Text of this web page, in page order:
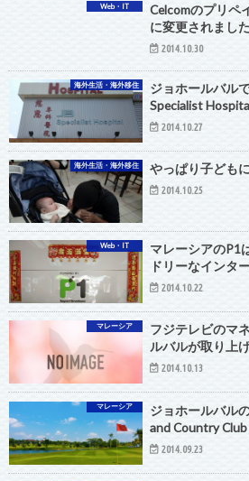
Web・IT
Celcomのプリペ
に変更されました
2014.10.30
海外生活・海外移住
ジョホールバル
Specialist
2014.10.27
海外生活・海外移住 やっぱり子ども
2014.10.25
Web・IT
マレーシアのP1
ドリーなインタ
2014.10.22
マレーシア
フジテレビのマ
ルバルが取り上
2014.10.13
マレーシア
ジョホールバル
and Country Club
2014.09.23